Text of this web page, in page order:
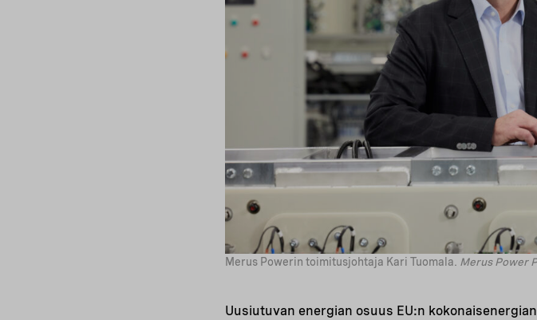
Merus Powerin toimitusjohtaja Kari Tuomala. Merus Power
Uusiutuvan energian osuus EU:n